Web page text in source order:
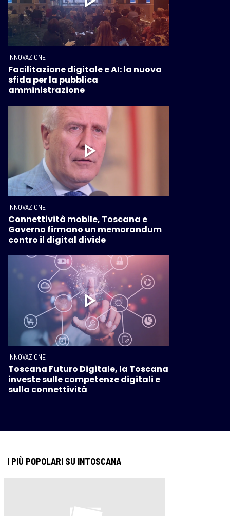
INNOVAZIONE
Facilitazione digitale e AI: la nuova
sfida per la pubblica
amministrazione
INNOVAZIONE
Connettività mobile, Toscana e
Governo firmano un memorandum
contro il digital divide
INNOVAZIONE
Toscana Futuro Digitale, la Toscana
investe sulle competenze digitali e
sulla connettività
I PIÙ POPOLARI SU INTOSCANA